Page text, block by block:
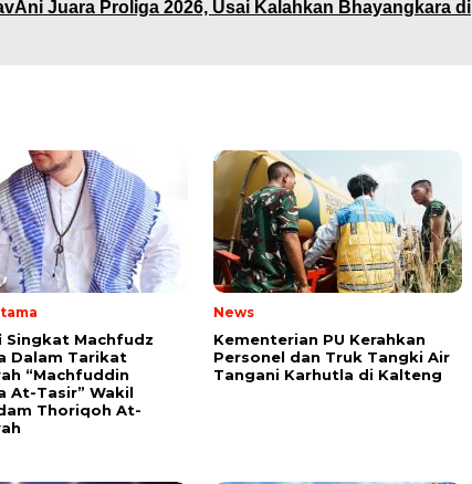
Juara Proliga 2026, Usai Kalahkan Bhayangkara di
Singkat Machfudz
Dalam Tarikat
“Machfuddin
At-Tasir” Wakil
Thoriqoh At-
News
Kementerian PU Kerahkan
Personel dan Truk Tangki Air
Tangani Karhutla di Kalteng